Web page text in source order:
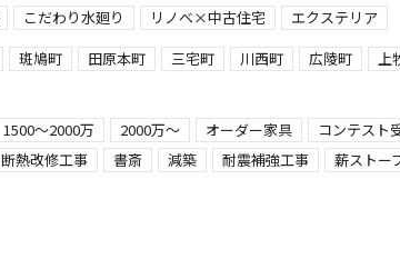
こだわり水廻り リノベ×中古住宅 エクステリア
斑鳩町 田原本町 三宅町 川西町 広陵町 上
1500～2000万 2000万～ オーダー家具 コンテスト
断熱改修工事 書斎 減築 耐震補強工事 薪ストー